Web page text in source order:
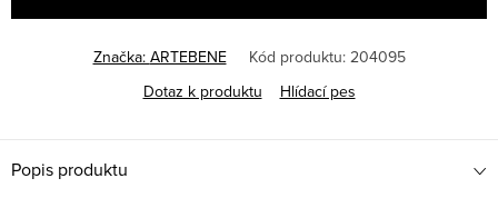
Značka: ARTEBENE Kód produktu: 204095
Dotaz k produktu
Hlídací pes
Popis produktu